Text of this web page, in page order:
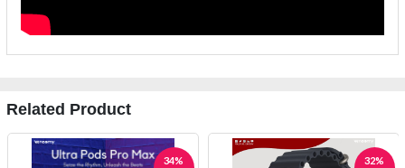
Related Product
34% 32%